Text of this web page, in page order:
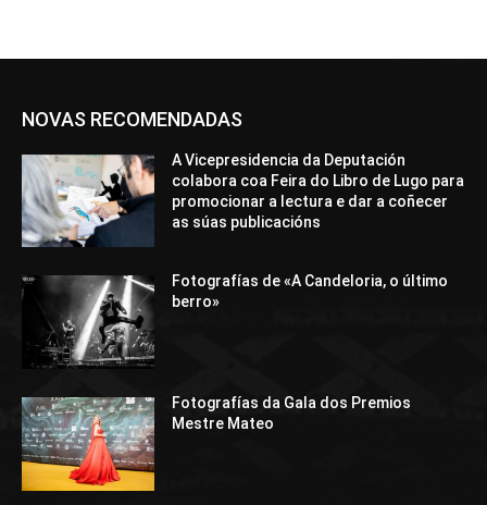
NOVAS RECOMENDADAS
A Vicepresidencia da Deputación
colabora coa Feira do Libro de Lugo para
promocionar a lectura e dar a coñecer
as súas publicacións
Fotografías de «A Candeloria, o último
berro»
Fotografías da Gala dos Premios
Mestre Mateo